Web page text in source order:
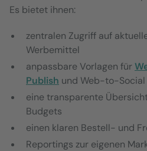
Es bietet ihnen:
zentralen Zugriff auf
Werbemittel
anpassbare Vorlagen für
Publish und Web-to-Social
eine transparente
Budgets
einen klaren Bestell- und
Reportings zur eigenen